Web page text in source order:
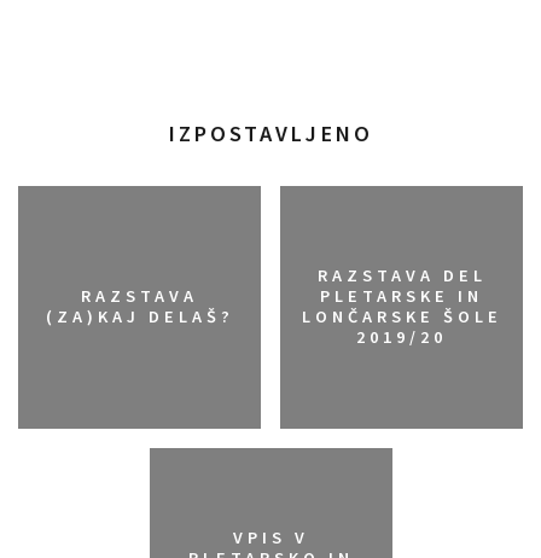
IZPOSTAVLJENO
RAZSTAVA
(ZA)KAJ DELAŠ?
RAZSTAVA DEL
PLETARSKE IN
LONČARSKE ŠOLE
2019/20
VPIS V